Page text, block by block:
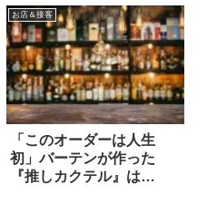
お店＆接客
「このオーダーは人生
初」バーテンが作った
『推しカクテル』は…